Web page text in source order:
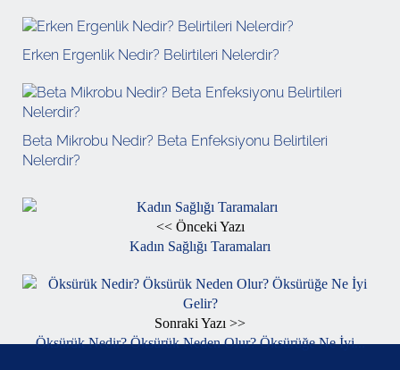
Erken Ergenlik Nedir? Belirtileri Nelerdir?
Beta Mikrobu Nedir? Beta Enfeksiyonu Belirtileri
Nelerdir?
<< Önceki Yazı
Kadın Sağlığı Taramaları
Sonraki Yazı >>
Öksürük Nedir? Öksürük Neden Olur? Öksürüğe Ne İyi...